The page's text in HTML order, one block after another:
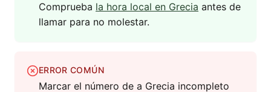
Comprueba la hora local en Grecia antes de
llamar para no molestar.
ERROR COMÚN
Marcar el número de a Grecia incompleto